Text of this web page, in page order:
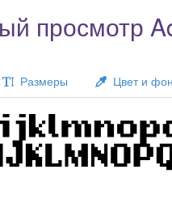
просмотр
Размеры Цвет и фон